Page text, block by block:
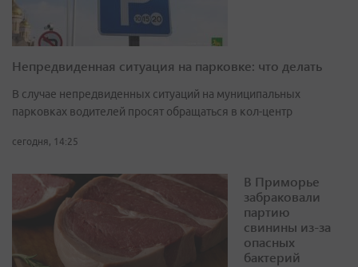
Непредвиденная ситуация на парковке: что делать
В случае непредвиденных ситуаций на муниципальных
парковках водителей просят обращаться в кол-центр
сегодня, 14:25
В Приморье
забраковали
партию
свинины из-за
опасных
бактерий